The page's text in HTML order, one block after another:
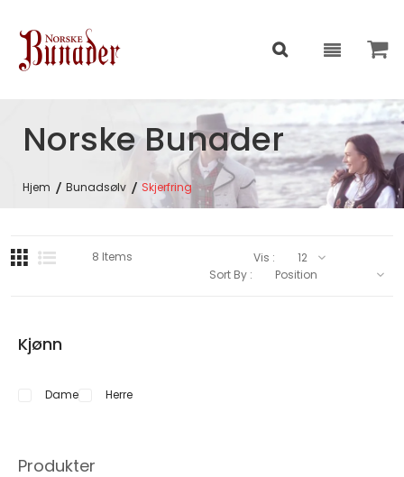
Norske Bunader
Hjem Bunadsølv Skjerfring
Kjønn
Dame Herre
Produkter
8 Items
Vis :
Sort By :